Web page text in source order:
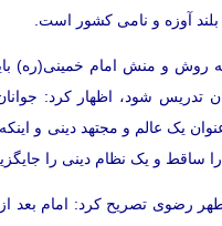
آوزه و نامی کشور است.
روش و منش امام خمینی(ره)
تدریس شود، اظهار کرد:
یک عالم و مجتهد دینی و
ساقط و یک نظام دینی را
رضوی تصریح کرد: امام بعد از